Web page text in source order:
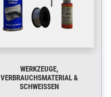
WERKZEUGE,
VERBRAUCHSMATERIAL &
SCHWEISSEN